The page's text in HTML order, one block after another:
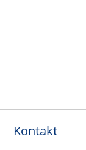
Kontakt